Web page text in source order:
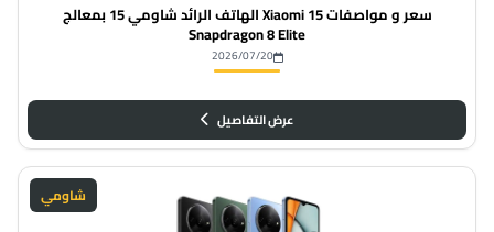
سعر و مواصفات Xiaomi 15 الهاتف الرائد شاومي 15 بمعالج
Snapdragon 8 Elite
2026/07/20
عرض التفاصيل
شاومي